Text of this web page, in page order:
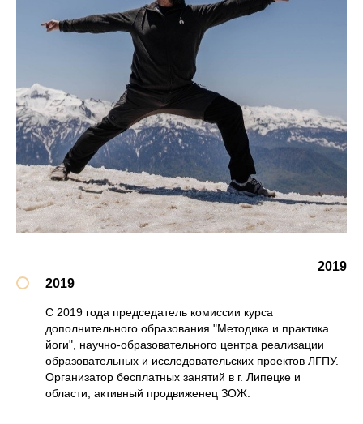
2019
2019
С 2019 года председатель комиссии курса
дополнительного образования "Методика и практика
йоги", научно-образовательного центра реализации
образовательных и исследовательских проектов ЛГПУ.
Организатор бесплатных занятий в г. Липецке и
области, активный продвиженец ЗОЖ.